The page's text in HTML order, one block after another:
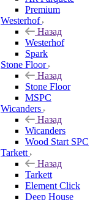
Premium
Westerhof
Назад
Westerhof
Spark
Stone Floor
Назад
Stone Floor
MSPC
Wicanders
Назад
Wicanders
Wood Start SPC
Tarkett
Назад
Tarkett
Element Click
Deep House